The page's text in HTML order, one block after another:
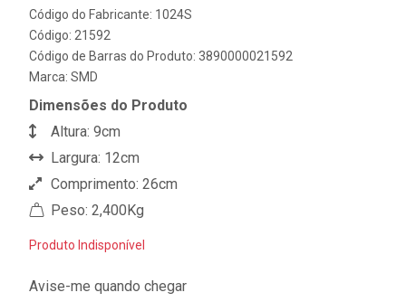
Código do Fabricante: 1024S
Código: 21592
Código de Barras do Produto: 3890000021592
Marca: SMD
Dimensões do Produto
Altura: 9cm
Largura: 12cm
Comprimento: 26cm
Peso: 2,400Kg
Produto Indisponível
Avise-me quando chegar